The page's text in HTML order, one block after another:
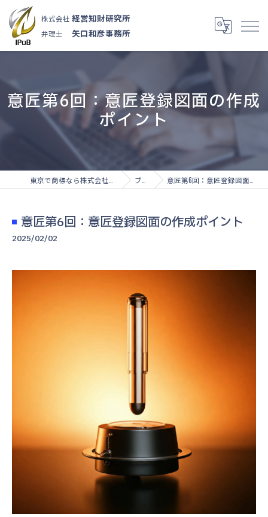
株式会社 経営知財研究所
弁理士 矢口和彦事務所
意匠第6回：意匠登録図面の作成
ポイント
ブログ 意匠第6回：意匠登録図面の作成ポイント
意匠第6回：意匠登録図面の作成ポイント
2025/02/02